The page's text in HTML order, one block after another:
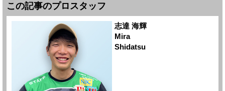
この記事のプロスタッフ
志達 海輝
Mira
Shidatsu